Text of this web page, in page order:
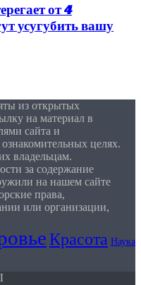
от 4
усугубить вашу
из открытых
на материал в
сайта и
целях.
владельцам.
за содержание
на нашем сайте
права,
или организации,
Красота Наука